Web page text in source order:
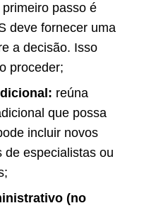
passo é
deve fornecer uma
a decisão. Isso
proceder;
reúna
que possa
incluir novos
de especialistas ou
(no